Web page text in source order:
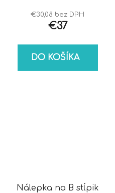
€30,08 bez DPH
€37
DO KOŠÍKA
Nálepka na B stĺpik